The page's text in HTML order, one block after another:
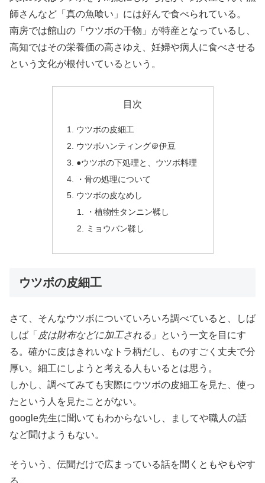
師さんなど「真の魚喰い」には好んで食べられている。
南房では館山の「ウツボの干物」が特産となっているし、
高知ではその栄養価の高さゆえ、妊婦や病人に食べさせる
という文化が根付いているという。
目次
ウツボの皮細工
ウツボハンティング＠伊豆
●ウツボの下処理と、ウツボ料理
・骨の処理について
ウツボの皮なめし
・植物性タンニン鞣し
ミョウバン鞣し
ウツボの皮細工
さて、そんなウツボについていろいろ調べていると、しば
しば「 皮は財布などに加工される 」という一文を目にす
る。確かに皮はきれいなトラ柄だし、ものすごく丈夫で分
厚い。細工にしようと考える人もいるとは思う。
しかし、調べてみても実際にウツボの皮細工を見た、使っ
たという人を見たことがない。
google先生に聞いてもわからないし、ましてや職人の話
など聞けようもない。
そういう、伝聞だけで広まっている話を聞くともやもやす